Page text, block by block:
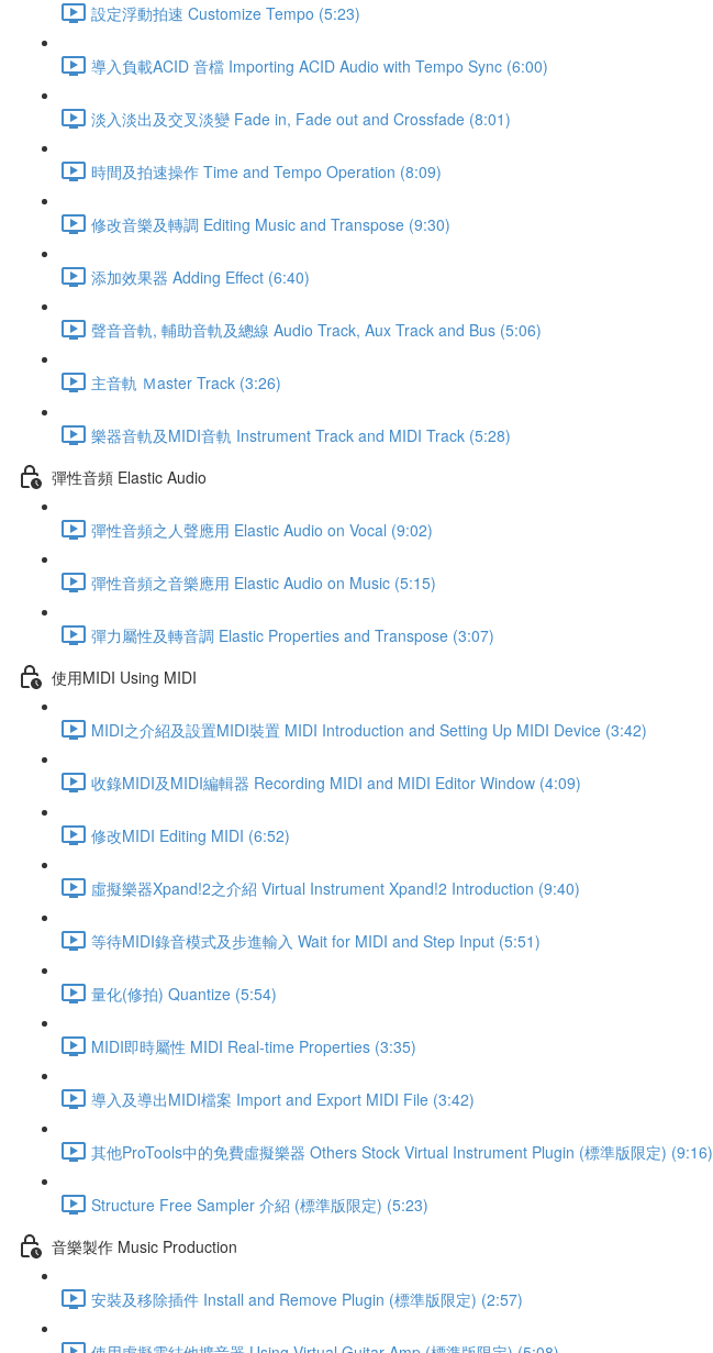
設定浮動拍速 Customize Tempo (5:23)
導入負載ACID 音檔 Importing ACID Audio with Tempo Sync (6:00)
淡入淡出及交叉淡變 Fade in, Fade out and Crossfade (8:01)
時間及拍速操作 Time and Tempo Operation (8:09)
修改音樂及轉調 Editing Music and Transpose (9:30)
添加效果器 Adding Effect (6:40)
聲音音軌, 輔助音軌及總線 Audio Track, Aux Track and Bus (5:06)
主音軌 Ｍaster Track (3:26)
樂器音軌及MIDI音軌 Instrument Track and MIDI Track (5:28)
彈性音頻 Elastic Audio
彈性音頻之人聲應用 Elastic Audio on Vocal (9:02)
彈性音頻之音樂應用 Elastic Audio on Music (5:15)
彈力屬性及轉音調 Elastic Properties and Transpose (3:07)
使用MIDI Using MIDI
MIDI之介紹及設置MIDI裝置 MIDI Introduction and Setting Up MIDI Device (3:42)
收錄MIDI及MIDI編輯器 Recording MIDI and MIDI Editor Window (4:09)
修改MIDI Editing MIDI (6:52)
虛擬樂器Xpand!2之介紹 Virtual Instrument Xpand!2 Introduction (9:40)
等待MIDI錄音模式及步進輸入 Wait for MIDI and Step Input (5:51)
量化(修拍) Quantize (5:54)
MIDI即時屬性 MIDI Real-time Properties (3:35)
導入及導出MIDI檔案 Import and Export MIDI File (3:42)
其他ProTools中的免費虛擬樂器 Others Stock Virtual Instrument Plugin (標準版限定) (9:16)
Structure Free Sampler 介紹 (標準版限定) (5:23)
音樂製作 Music Production
安裝及移除插件 Install and Remove Plugin (標準版限定) (2:57)